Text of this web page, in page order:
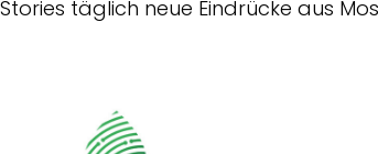
täglich neue Eindrücke aus